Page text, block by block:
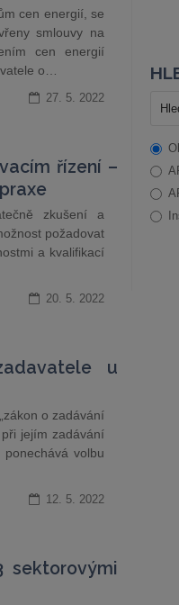
cen energií, se
smlouvy na
cen energií
o…
27. 5. 2022
řízení –
zkušení a
požadovat
a kvalifikací
20. 5. 2022
u
o zadávání
jejím zadávání
volbu
12. 5. 2022
sektorovými